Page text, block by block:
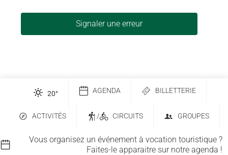
Signaler une erreur
20° AGENDA BILLETTERIE
ACTIVITÉS / CIRCUITS GROUPES
Vous organisez un événement à vocation touristique ?
Faites-le apparaitre sur notre agenda !